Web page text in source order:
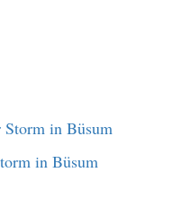
in Büsum